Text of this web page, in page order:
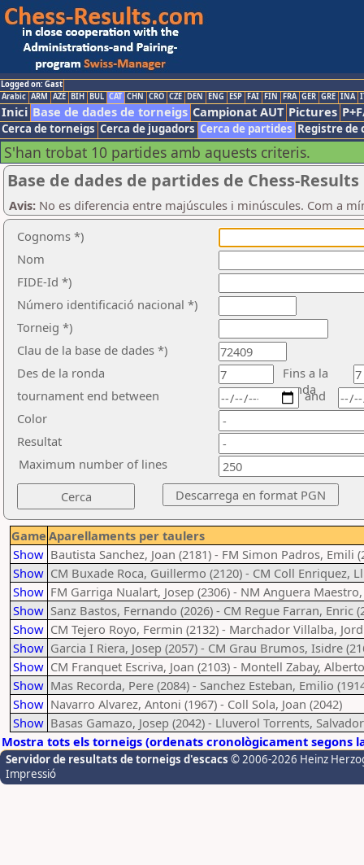
Logged on: Gast
Arabic ARM AZE BIH BUL CAT CHN CRO CZE DEN ENG ESP FAI FIN FRA GER GRE INA
Inici Base de dades de torneigs Campionat AUT Pictures
Cerca de torneigs Cerca de jugadors Cerca de partides Registre de
S'han trobat 10 partides amb aquests criteris.
Base de dades de partides de Chess-Results
Avis: No es diferencia entre majúscules i minúscules. Com a
Cognoms *)
Nom
FIDE-Id *)
Número identificació nacional *)
Torneig *)
Clau de la base de dades *)
Des de la ronda
Fins a la
ronda
tournament end between
Color
Resultat
and
Maximum number of lines
Game Aparellaments per taulers
Show Bautista Sanchez, Joan (2181) - FM Simon Padros, Emili
Show CM Buxade Roca, Guillermo (2120) - CM Coll Enriquez,
Show FM Garriga Nualart, Josep (2306) - NM Anguera Maestro,
Show Sanz Bastos, Fernando (2026) - CM Regue Farran, Enric
Show CM Tejero Royo, Fermin (2132) - Marchador Villalba,
Show Garcia I Riera, Josep (2057) - CM Grau Brumos, Isidre
Show CM Franquet Escriva, Joan (2103) - Montell Zabay,
Show Mas Recorda, Pere (2084) - Sanchez Esteban, Emilio
Show Navarro Alvarez, Antoni (1967) - Coll Sola, Joan (2042)
Show Basas Gamazo, Josep (2042) - Lluverol Torrents,
Mostra tots els torneigs (ordenats cronològicament segons
Servidor de resultats de torneigs d'escacs © 2006-2026 Heinz
Impressió